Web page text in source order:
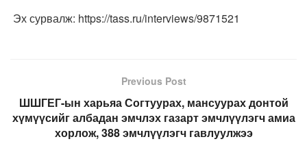
Эх сурвалж: https://tass.ru/interviews/9871521
Previous Post
ШШГЕГ-ын харьяа Согтуурах, мансуурах донтой
хүмүүсийг албадан эмчлэх газарт эмчлүүлэгч амиа
хорлож, 388 эмчлүүлэгч гавлуулжээ